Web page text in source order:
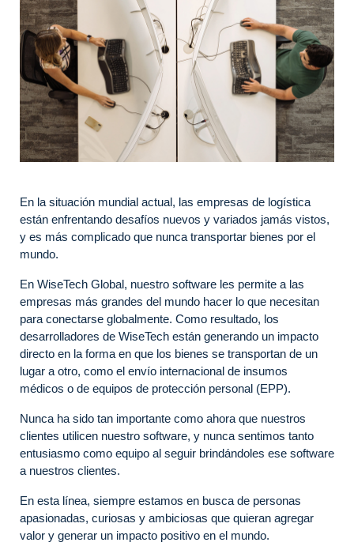
En la situación mundial actual, las empresas de logística
están enfrentando desafíos nuevos y variados jamás vistos,
y es más complicado que nunca transportar bienes por el
mundo.
En WiseTech Global, nuestro software les permite a las
empresas más grandes del mundo hacer lo que necesitan
para conectarse globalmente. Como resultado, los
desarrolladores de WiseTech están generando un impacto
directo en la forma en que los bienes se transportan de un
lugar a otro, como el envío internacional de insumos
médicos o de equipos de protección personal (EPP).
Nunca ha sido tan importante como ahora que nuestros
clientes utilicen nuestro software, y nunca sentimos tanto
entusiasmo como equipo al seguir brindándoles ese software
a nuestros clientes.
En esta línea, siempre estamos en busca de personas
apasionadas, curiosas y ambiciosas que quieran agregar
valor y generar un impacto positivo en el mundo.